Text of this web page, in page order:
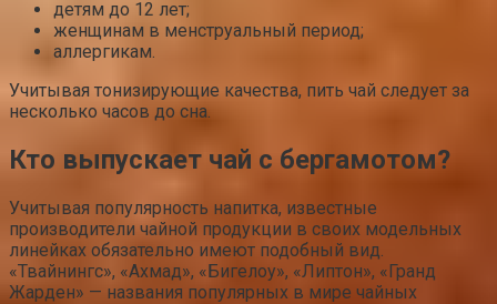
детям до 12 лет;
женщинам в менструальный период;
аллергикам.
Учитывая тонизирующие качества, пить чай следует за
несколько часов до сна.
Кто выпускает чай с бергамотом?
Учитывая популярность напитка, известные
производители чайной продукции в своих модельных
линейках обязательно имеют подобный вид.
«Твайнингс», «Ахмад», «Бигелоу», «Липтон», «Гранд
Жарден» — названия популярных в мире чайных